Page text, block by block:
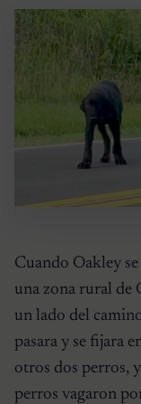
Cuando Oakley
una zona rural de
un lado del
pasara y se fijara
otros dos perros,
perros vagaron